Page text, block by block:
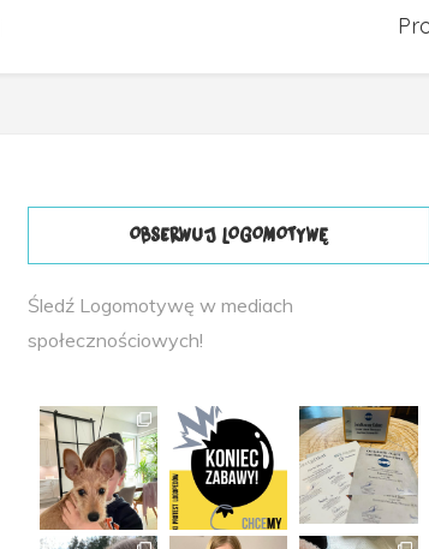
OBSERWUJ LOGOMOTYWĘ
Śledź Logomotywę w mediach
społecznościowych!